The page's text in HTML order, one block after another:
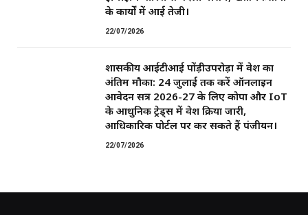
के कार्यों में आई तेजी।
22/07/2026
शासकीय आईटीआई पोंड़ीउपरोड़ा में प्रवेश का
अंतिम मौका: 24 जुलाई तक करें ऑनलाइन
आवेदन सत्र 2026-27 के लिए कोपा और IoT
के आधुनिक ट्रेड्स में प्रवेश प्रक्रिया जारी,
आधिकारिक पोर्टल पर कर सकते हैं पंजीयन।
22/07/2026